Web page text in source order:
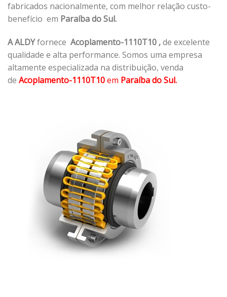
fabricados nacionalmente, com melhor relação custo-
benefício em Paraíba do Sul.
A ALDYfornece Acoplamento-1110T10 ,de excelente
qualidade e alta performance. Somos uma empresa
altamente especializada na distribuição, venda
de Acoplamento-1110T10em Paraíba do Sul.